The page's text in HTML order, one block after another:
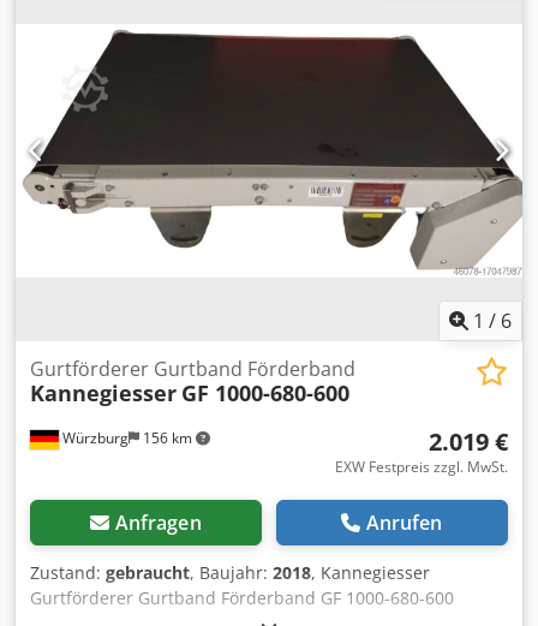
zwischen -0,95 und 0,95 m/s Elektrische Daten: 380V,
0,75kW ohne Steuerung/Anschlüsse zu vor-und
nachgeschalteten Förderern Lieferumfang: ohne Stützen
und Seitenführung (bei Bedarf bitte Anfragen) Optional:
Stützen Seitenführungen ein und beidseitig Preis: zzgl.
MwSt. ab Zentrallager Dr. Sonntag GmbH & Co. KG 97076
Würzburg Für eine individuelle, fachmännische Beratung
setzten Sie sich einfach mit uns in Verbindung.
Kontaktieren Sie uns einfach telefonisch oder per Mail. Wir
helfen Ihnen gerne bei der Planung und Umsetzung Ihrer
freundlichen Grüßen Ihr Team der Dr. Sonntag GmbH &
Co. KG Ihr Spezialist und Ansprechpartner für Intralogistik
1 / 6
Würzburg 156 km
Gurtförderer Gurtband Förderband
Kannegiesser GF 1000-680-600
2.019 €
EXW Festpreis zzgl. MwSt.
Anfragen Anrufen
Zustand: gebraucht, Baujahr: 2018, Kannegiesser
Gurtförderer Gurtband Förderband GF 1000-680-600